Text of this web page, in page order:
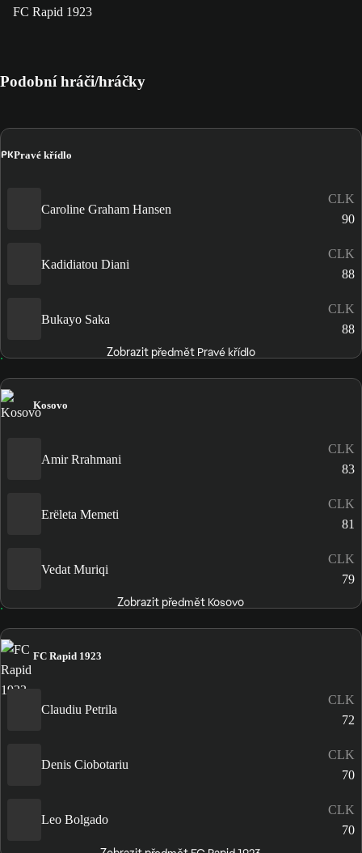
FC Rapid 1923
Podobní hráči/hráčky
PKPravé křídlo
Caroline Graham Hansen
CLK
90
Kadidiatou Diani
CLK
88
Bukayo Saka
CLK
88
Zobrazit předmět Pravé křídlo
Kosovo
Amir Rrahmani
CLK
83
Erëleta Memeti
CLK
81
Vedat Muriqi
CLK
79
Zobrazit předmět Kosovo
FC Rapid 1923
Claudiu Petrila
CLK
72
Denis Ciobotariu
CLK
70
Leo Bolgado
CLK
70